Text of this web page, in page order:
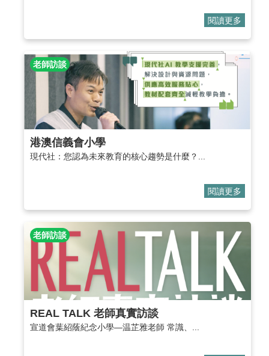
閱讀更多
老師訪談
港澳信義會小學
現代社：您認為未來教育的核心趨勢是什麼？...
閱讀更多
老師訪談
REAL TALK 老師真實訪談
宣道會葉紹蔭紀念小學—温芷雅老師 常識、...